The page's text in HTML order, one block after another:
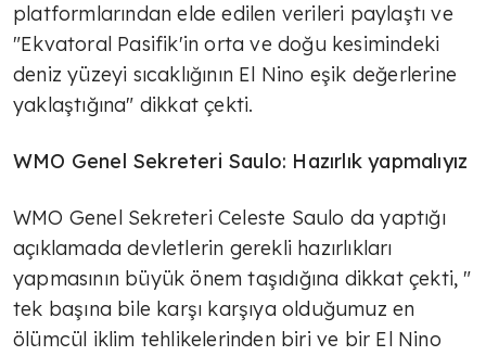
platformlarından elde edilen verileri paylaştı ve
"Ekvatoral Pasifik'in orta ve doğu kesimindeki
deniz yüzeyi sıcaklığının El Nino eşik değerlerine
yaklaştığına" dikkat çekti.
WMO Genel Sekreteri Saulo: Hazırlık yapmalıyız
WMO Genel Sekreteri Celeste Saulo da yaptığı
açıklamada devletlerin gerekli hazırlıkları
yapmasının büyük önem taşıdığına dikkat çekti, "
tek başına bile karşı karşıya olduğumuz en
ölümcül iklim tehlikelerinden biri ve bir El Nino